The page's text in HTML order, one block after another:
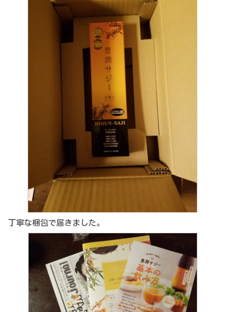
丁寧な梱包で届きました。